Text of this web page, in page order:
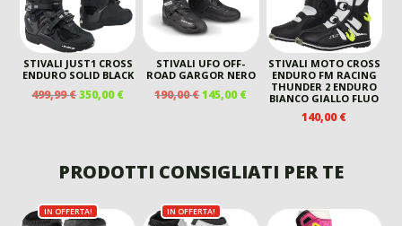
STIVALI JUST1 CROSS
ENDURO SOLID BLACK
499,99€IL
350,00€IL
STIVALI UFO OFF-
ROAD GARGOR NERO
190,00€IL
145,00€IL
STIVALI MOTO CROSS
ENDURO FM RACING
THUNDER 2 ENDURO
BIANCO GIALLO FLUO
140,00€
PRODOTTI CONSIGLIATI PER TE
IN OFFERTA! IN OFFERTA!